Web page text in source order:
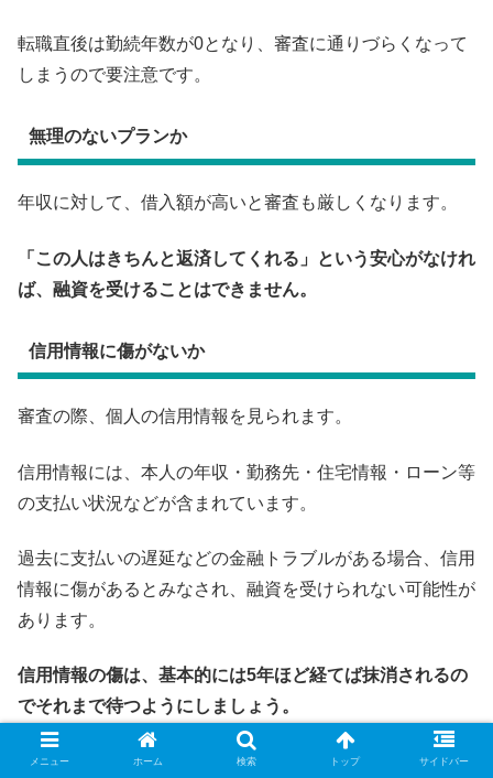
転職直後は勤続年数が0となり、審査に通りづらくなって
しまうので要注意です。
無理のないプランか
年収に対して、借入額が高いと審査も厳しくなります。
「この人はきちんと返済してくれる」という安心がなけれ
ば、融資を受けることはできません。
信用情報に傷がないか
審査の際、個人の信用情報を見られます。
信用情報には、本人の年収・勤務先・住宅情報・ローン等
の支払い状況などが含まれています。
過去に支払いの遅延などの金融トラブルがある場合、信用
情報に傷があるとみなされ、融資を受けられない可能性が
あります。
信用情報の傷は、基本的には5年ほど経てば抹消されるの
でそれまで待つようにしましょう。
他でもおかねを借りていないか
メニュー ホーム 検索 トップ サイドバー